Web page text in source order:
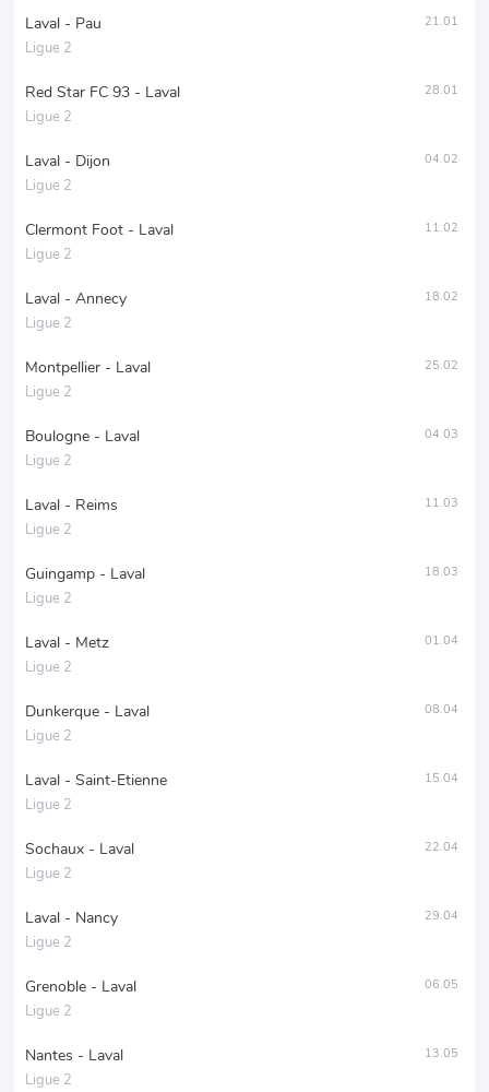
Laval - Pau
Ligue 2
21.01
Red Star FC 93 - Laval
Ligue 2
28.01
Laval - Dijon
Ligue 2
04.02
Clermont Foot - Laval
Ligue 2
11.02
Laval - Annecy
Ligue 2
18.02
Montpellier - Laval
Ligue 2
25.02
Boulogne - Laval
Ligue 2
04.03
Laval - Reims
Ligue 2
11.03
Guingamp - Laval
Ligue 2
18.03
Laval - Metz
Ligue 2
01.04
Dunkerque - Laval
Ligue 2
08.04
Laval - Saint-Etienne
Ligue 2
15.04
Sochaux - Laval
Ligue 2
22.04
Laval - Nancy
Ligue 2
29.04
Grenoble - Laval
Ligue 2
06.05
Nantes - Laval
Ligue 2
13.05